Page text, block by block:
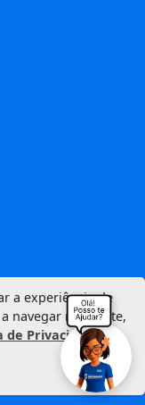
78740-022
a experiência de
navegar neste site,
de Privacidade.